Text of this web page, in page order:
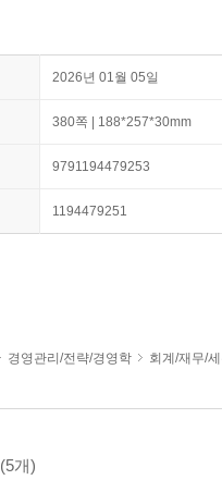
2026년 01월 05일
380쪽 | 188*257*30mm
9791194479253
1194479251
경영관리/전략/경영학 회계/재무/
(5개)